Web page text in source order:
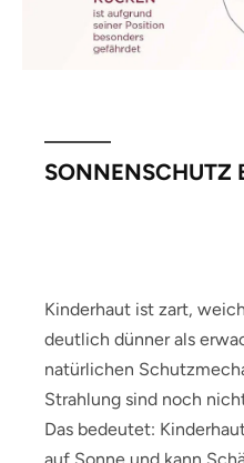
SONNENSCHUTZ
Kinderhaut ist zart,
deutlich dünner als
natürlichen
Strahlung sind noch
Das bedeutet:
auf Sonne und kann